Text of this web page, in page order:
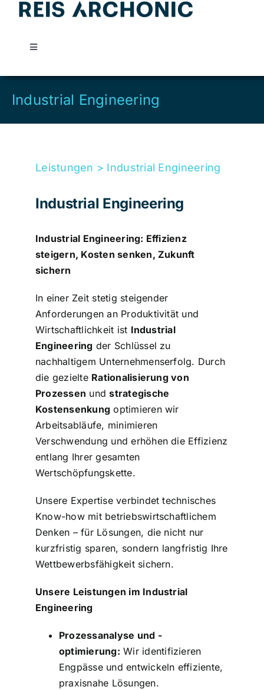
Toggle
Reis Archonic
Industrial Engineering
Leistungen > Industrial Engineering
Industrial Engineering
Industrial Engineering: Effizienz
steigern, Kosten senken, Zukunft
sichern
In einer Zeit stetig steigender
Anforderungen an Produktivität und
Wirtschaftlichkeit ist Industrial
Engineering der Schlüssel zu
nachhaltigem Unternehmenserfolg. Durch
die gezielte Rationalisierung von
Prozessen undstrategische
Kostensenkung optimieren wir
Arbeitsabläufe, minimieren
Verschwendung und erhöhen die Effizienz
entlang Ihrer gesamten
Wertschöpfungskette.
Unsere Expertise verbindet technisches
Know-how mit betriebswirtschaftlichem
Denken – für Lösungen, die nicht nur
kurzfristig sparen, sondern langfristig Ihre
Wettbewerbsfähigkeit sichern.
Unsere Leistungen im Industrial
Engineering
Prozessanalyse und -
optimierung: Wir identifizieren
Engpässe und entwickeln effiziente,
praxisnahe Lösungen.